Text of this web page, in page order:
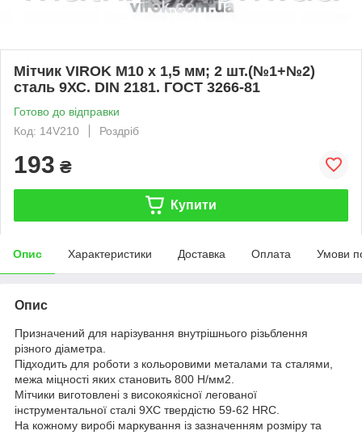
Мітчик VIROK М10 х 1,5 мм; 2 шт.(№1+№2)
сталь 9ХС. DIN 2181. ГОСТ 3266-81
Готово до відправки
Код: 14V210
Роздріб
193 ₴
Купити
Опис Характеристики Доставка Оплата Умови
Опис
Призначений для нарізування внутрішнього різьблення
різного діаметра.
Підходить для роботи з кольоровими металами та сталями,
межа міцності яких становить 800 Н/мм2.
Мітчики виготовлені з високоякісної легованої
інструментальної сталі 9ХС твердістю 59-62 HRC.
На кожному виробі маркування із зазначенням розміру та